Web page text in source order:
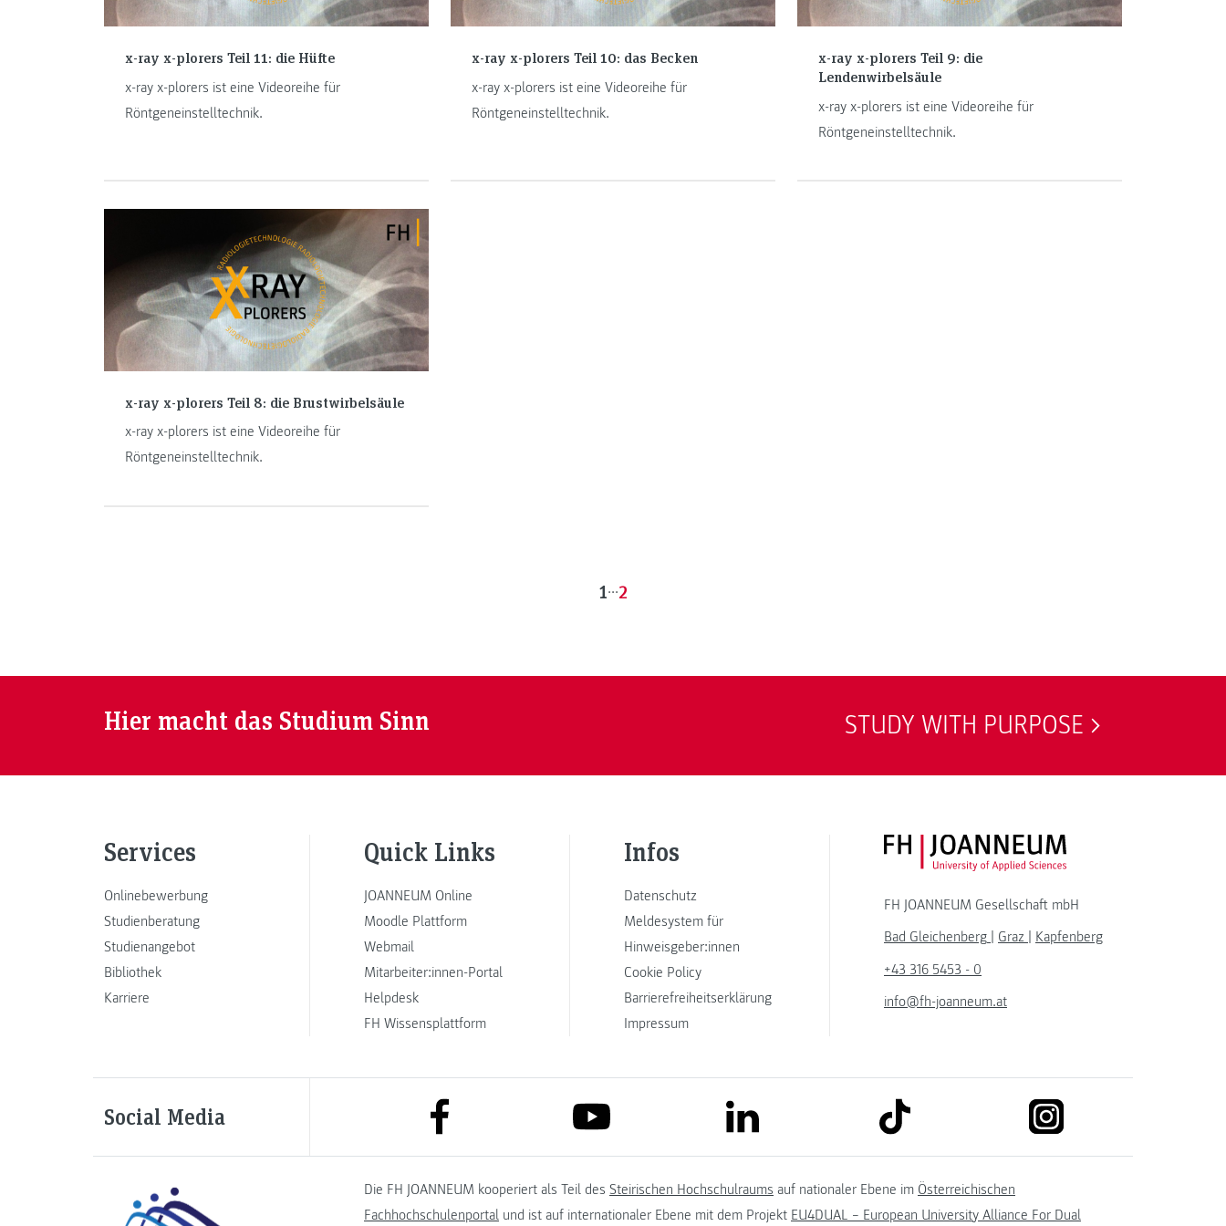
x-ray x-plorers Teil 11: die Hüfte
x-ray x-plorers ist eine Videoreihe für
Röntgeneinstelltechnik.
x-ray x-plorers Teil 10: das Becken
x-ray x-plorers ist eine Videoreihe für
Röntgeneinstelltechnik.
x-ray x-plorers Teil 9: die
Lendenwirbelsäule
x-ray x-plorers ist eine Videoreihe für
Röntgeneinstelltechnik.
x-ray x-plorers Teil 8: die Brustwirbelsäule
x-ray x-plorers ist eine Videoreihe für
Röntgeneinstelltechnik.
1...2
Hier macht das Studium Sinn STUDY WITH PURPOSE
Services
Onlinebewerbung
Studienberatung
Studienangebot
Bibliothek
Karriere
Quick Links
JOANNEUM Online
Moodle Plattform
Webmail
Mitarbeiter:innen-Portal
Helpdesk
FH Wissensplattform
Infos
Datenschutz
Meldesystem für
Hinweisgeber:innen
Cookie Policy
Barrierefreiheitserklärung
Impressum
FH JOANNEUM Logo
FH JOANNEUM Gesellschaft mbH
Bad Gleichenberg
Graz
Kapfenberg
+43 316 5453 - 0
info@fh-joanneum.at
Social Media link to facebook link to youtube link to linkedin link to tiktok
Die FH JOANNEUM kooperiert als Teil des Steirischen Hochschulraums auf nationaler Ebene im Österreichischen
Fachhochschulenportal und ist auf internationaler Ebene mit dem Projekt EU4DUAL – European University Alliance For Dual